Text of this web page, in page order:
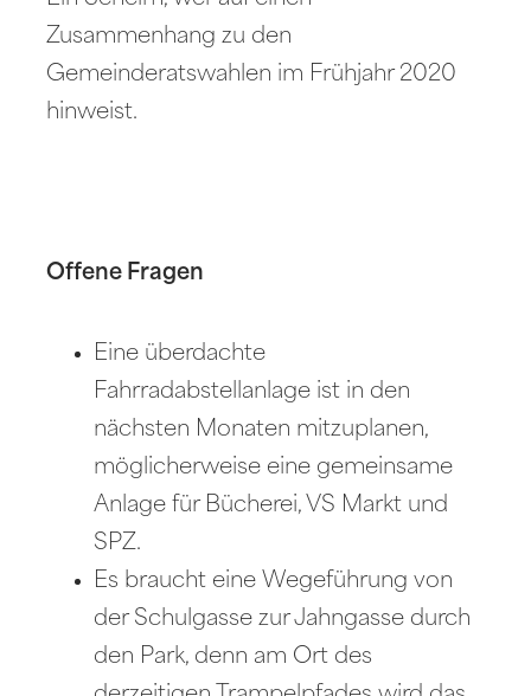
Zusammenhang zu den
Gemeinderatswahlen im Frühjahr 2020
hinweist.
Offene Fragen
Eine überdachte
Fahrradabstellanlage ist in den
nächsten Monaten mitzuplanen,
möglicherweise eine gemeinsame
Anlage für Bücherei, VS Markt und
SPZ.
Es braucht eine Wegeführung von
der Schulgasse zur Jahngasse durch
den Park, denn am Ort des